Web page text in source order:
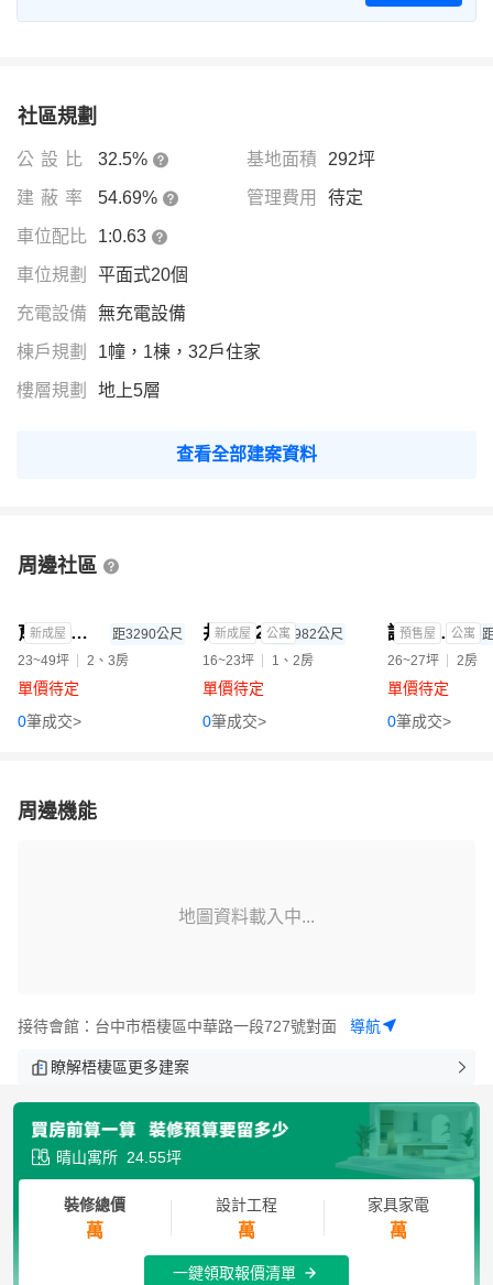
社區規劃
公設比 32.5% 基地面積 292坪
建蔽率 54.69% 管理費用 待定
車位配比 1:0.63
車位規劃 平面式20個
充電設備 無充電設備
棟戶規劃 1幢，1棟，32戶住家
樓層規劃 地上5層
查看全部建案資料
周邊社區
育堂遇文苑 距3290公尺
新成屋
23~49坪 2、3房
單價待定
0筆成交>
井上森2 距1982公尺
新成屋 公寓
16~23坪 1、2房
單價待定
0筆成交>
誠居臻綻(公寓)
預售屋 公寓
26~27坪 2房
單價待定
0筆成交>
周邊機能
地圖資料載入中...
接待會館：台中市梧棲區中華路一段727號對面 導航
瞭解梧棲區更多建案
晴山寓所 24.55坪
裝修總價
萬
設計工程
萬
家具家電
萬
一鍵領取報價清單